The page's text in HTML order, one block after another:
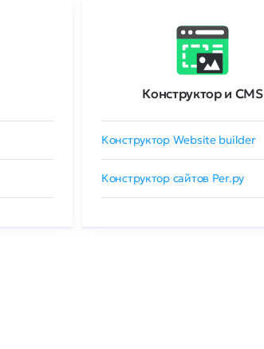
Конструктор и CMS
Конструктор Website builder
Конструктор сайтов Рег.ру